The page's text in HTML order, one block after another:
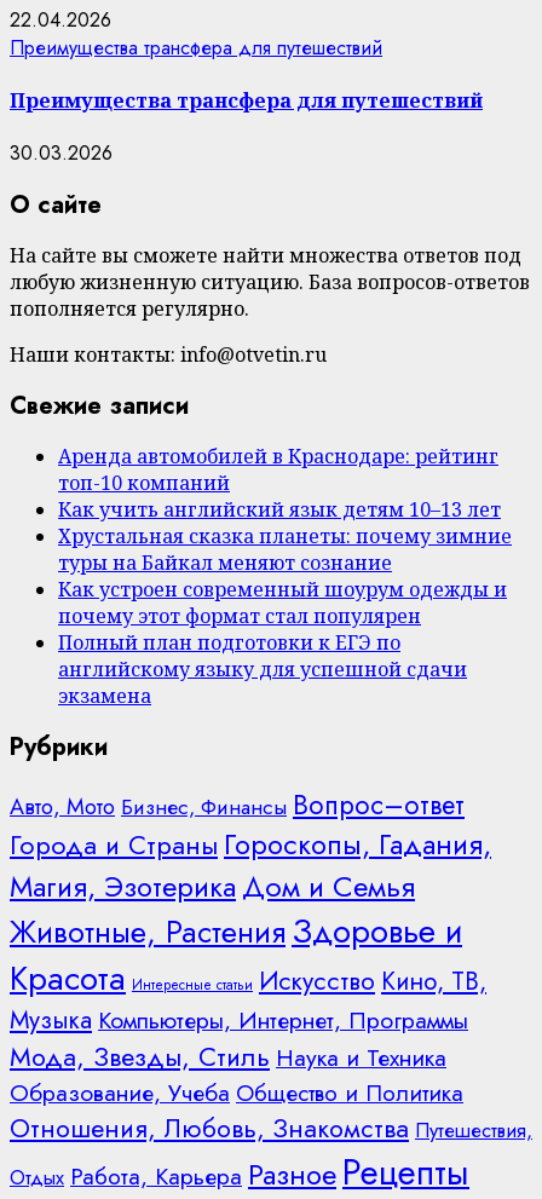
22.04.2026
Преимущества трансфера для путешествий
Преимущества трансфера для путешествий
30.03.2026
О сайте
На сайте вы сможете найти множества ответов под
любую жизненную ситуацию. База вопросов-ответов
пополняется регулярно.
Наши контакты: info@otvetin.ru
Свежие записи
Аренда автомобилей в Краснодаре: рейтинг
топ-10 компаний
Как учить английский язык детям 10–13 лет
Хрустальная сказка планеты: почему зимние
туры на Байкал меняют сознание
Как устроен современный шоурум одежды и
почему этот формат стал популярен
Полный план подготовки к ЕГЭ по
английскому языку для успешной сдачи
экзамена
Рубрики
Авто, Мото Бизнес, Финансы Вопрос–ответ
Города и Страны Гороскопы, Гадания,
Магия, Эзотерика Дом и Семья
Животные, Растения Здоровье и
Красота Интересные статьи Искусство Кино, ТВ,
Музыка Компьютеры, Интернет, Программы
Мода, Звезды, Стиль Наука и Техника
Образование, Учеба Общество и Политика
Отношения, Любовь, Знакомства Путешествия,
Отдых Работа, Карьера Разное Рецепты